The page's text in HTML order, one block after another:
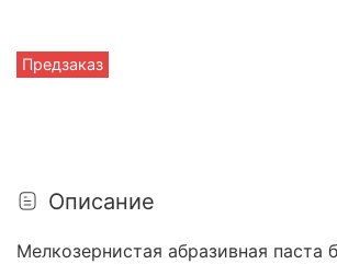
Предзаказ
Описание
Мелкозернистая абразивная паста